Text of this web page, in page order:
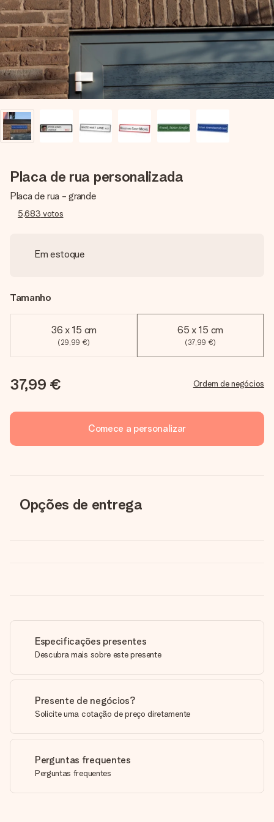
dela, uma foto ou uma mensagem que realmente toca o
coração. Sem complicações, apenas todo o amor num
momento especial.
Placa de rua personalizada
Placa de rua - grande
5,683 votos
Em estoque
Tamanho
36 x 15 cm
(29,99 €)
65 x 15 cm
(37,99 €)
37,99 € Ordem de negócios
Comece a personalizar
Opções de entrega
Especificações presentes
Descubra mais sobre este presente
Presente de negócios?
Solicite uma cotação de preço diretamente
Perguntas frequentes
Perguntas frequentes